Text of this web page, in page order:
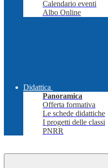
Calendario eventi
Albo Online
Didattica
Panoramica
Offerta formativa
Le schede didattiche
I progetti delle classi
PNRR